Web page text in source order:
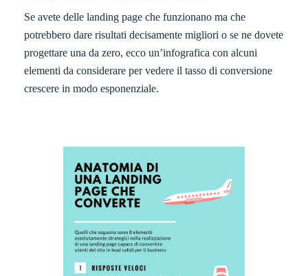
Se avete delle landing page che funzionano ma che
potrebbero dare risultati decisamente migliori o se ne dovete
progettare una da zero, ecco un’infografica con alcuni
elementi da considerare per vedere il tasso di conversione
crescere in modo esponenziale.